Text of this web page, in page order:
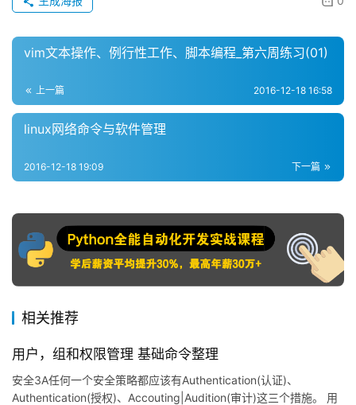
vim文本操作、例行性工作、脚本编程_第六周练习(01)
上一篇 2016-12-18 16:58
linux网络命令与软件管理
下一篇
2016-12-18 19:09
相关推荐
用户，组和权限管理 基础命令整理
安全3A任何一个安全策略都应该有Authentication(认证)、
Authentication(授权)、Accouting|Audition(审计)这三个措施。 用